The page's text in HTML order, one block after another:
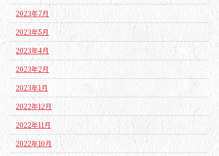
2023年7月
2023年5月
2023年4月
2023年2月
2023年1月
2022年12月
2022年11月
2022年10月